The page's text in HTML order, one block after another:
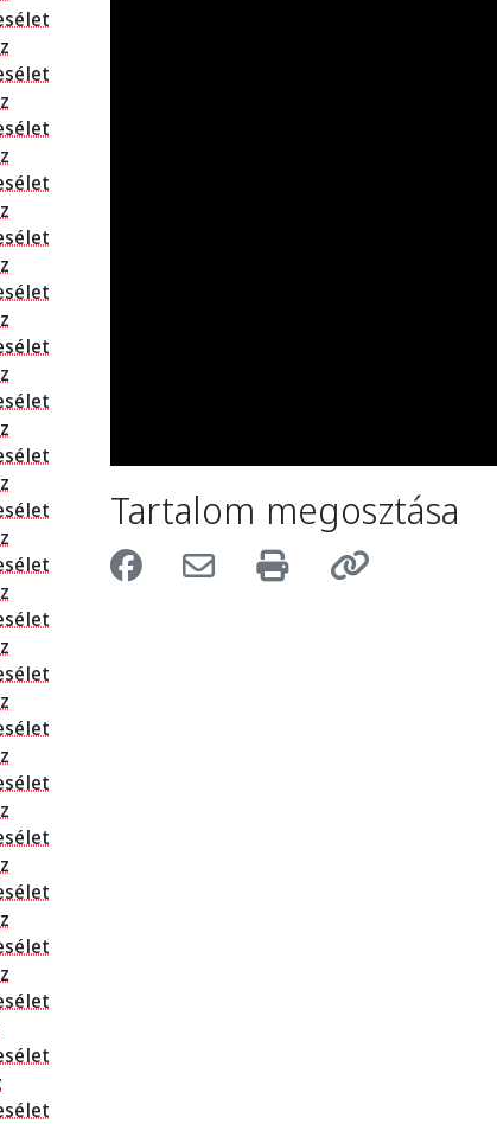
Tartalom megosztása